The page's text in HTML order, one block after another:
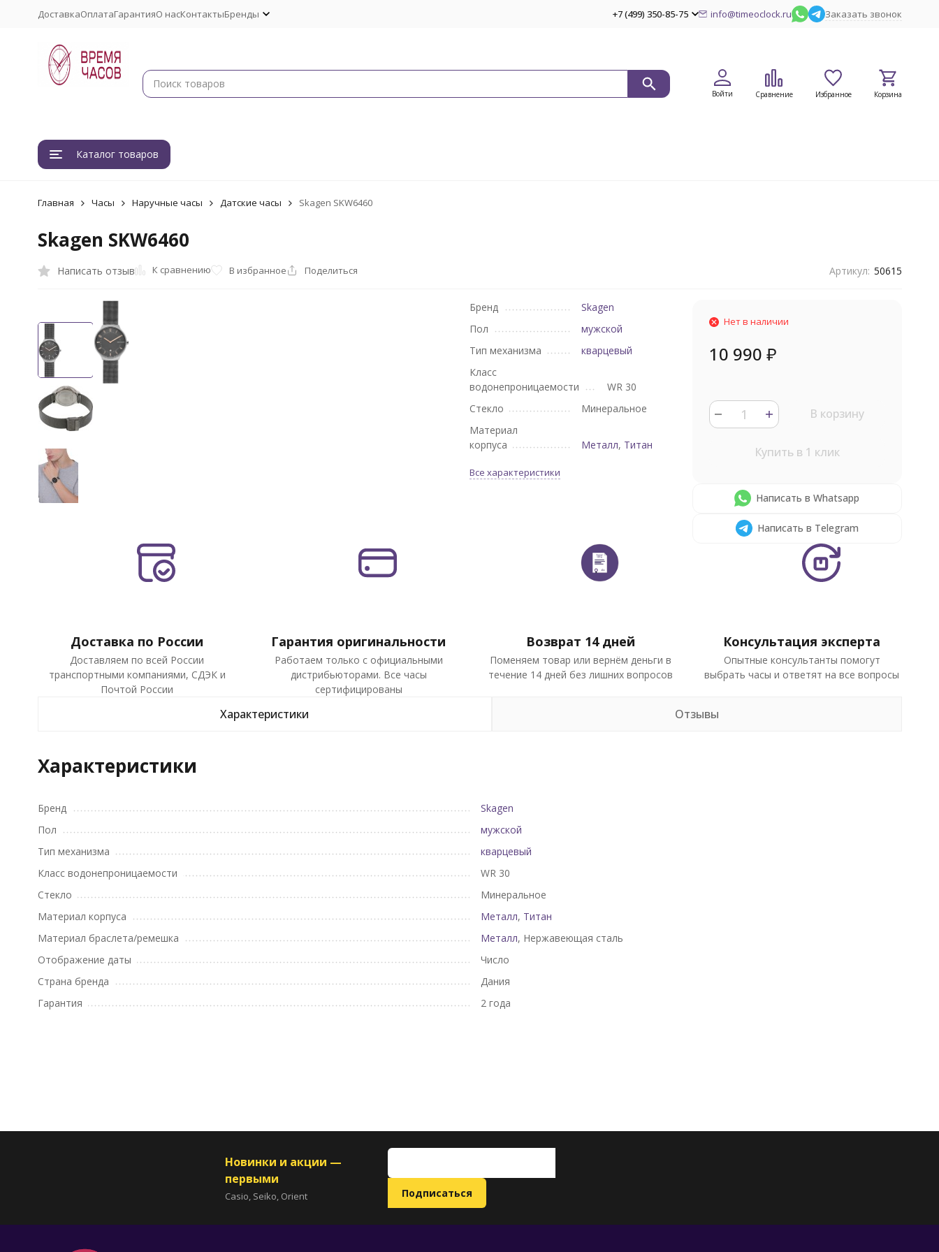
ДоставкаОплатаГарантияО насКонтактыБренды +7 (499) 350-85-75 info@timeoclock.ru Заказать звонок
Войти Сравнение Избранное Корзина
Каталог товаров
Главная Часы Наручные часы Датские часы Skagen SKW6460
Skagen SKW6460
Написать отзыв К сравнению В избранное Поделиться Артикул: 50615
Бренд
Skagen
Пол
мужской
Тип механизма
кварцевый
Класс
водонепроницаемости
WR 30
Стекло
Минеральное
Материал
корпуса
Металл, Титан
Все характеристики
Нет в наличии
10 990 ₽
В корзину
Купить в 1 клик
Написать в Whatsapp
Написать в Telegram
Доставка по России
Доставляем по всей России
транспортными компаниями, СДЭК и
Почтой России
Гарантия оригинальности
Работаем только с официальными
дистрибьюторами. Все часы
сертифицированы
Возврат 14 дней
Поменяем товар или вернём деньги в
течение 14 дней без лишних вопросов
Консультация эксперта
Опытные консультанты помогут
выбрать часы и ответят на все вопросы
Характеристики Отзывы
Характеристики
Бренд
Skagen
Пол
мужской
Тип механизма
кварцевый
Класс водонепроницаемости
WR 30
Стекло
Минеральное
Материал корпуса
Металл, Титан
Материал браслета/ремешка
Металл, Нержавеющая сталь
Отображение даты
Число
Страна бренда
Дания
Гарантия
2 года
Новинки и акции —
первыми
Casio, Seiko, Orient